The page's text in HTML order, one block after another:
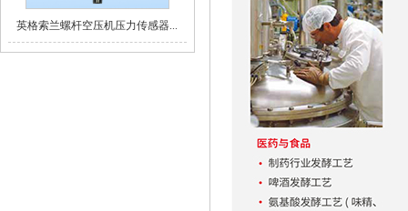
英格索兰螺杆空压机压力传感器...